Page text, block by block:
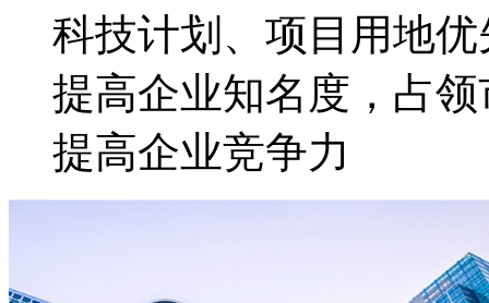
科技计划、项目用地
提高企业知名度，占
提高企业竞争力